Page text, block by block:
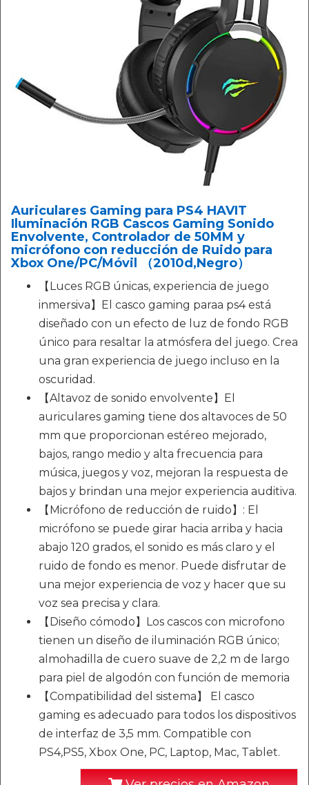
Auriculares Gaming para PS4 HAVIT
Iluminación RGB Cascos Gaming Sonido
Envolvente, Controlador de 50MM y
micrófono con reducción de Ruido para
Xbox One/PC/Móvil （2010d,Negro）
【Luces RGB únicas, experiencia de juego
inmersiva】El casco gaming paraa ps4 está
diseñado con un efecto de luz de fondo RGB
único para resaltar la atmósfera del juego. Crea
una gran experiencia de juego incluso en la
oscuridad.
【Altavoz de sonido envolvente】El
auriculares gaming tiene dos altavoces de 50
mm que proporcionan estéreo mejorado,
bajos, rango medio y alta frecuencia para
música, juegos y voz, mejoran la respuesta de
bajos y brindan una mejor experiencia auditiva.
【Micrófono de reducción de ruido】: El
micrófono se puede girar hacia arriba y hacia
abajo 120 grados, el sonido es más claro y el
ruido de fondo es menor. Puede disfrutar de
una mejor experiencia de voz y hacer que su
voz sea precisa y clara.
【Diseño cómodo】Los cascos con microfono
tienen un diseño de iluminación RGB único;
almohadilla de cuero suave de 2,2 m de largo
para piel de algodón con función de memoria
【Compatibilidad del sistema】 El casco
gaming es adecuado para todos los dispositivos
de interfaz de 3,5 mm. Compatible con
PS4,PS5, Xbox One, PC, Laptop, Mac, Tablet.